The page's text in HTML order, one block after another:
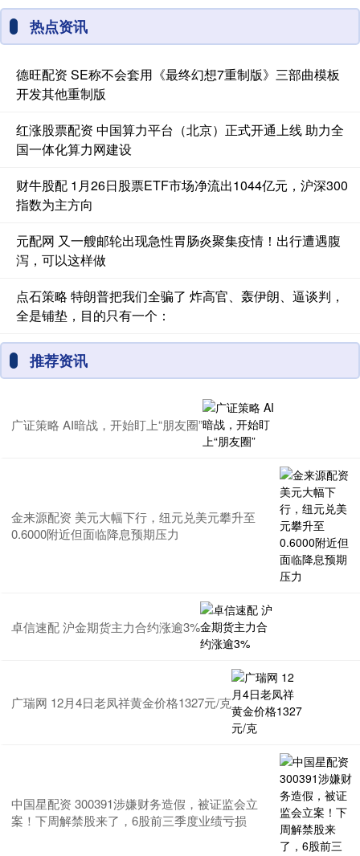
热点资讯
德旺配资 SE称不会套用《最终幻想7重制版》三部曲模板
开发其他重制版
红涨股票配资 中国算力平台（北京）正式开通上线 助力全
国一体化算力网建设
财牛股配 1月26日股票ETF市场净流出1044亿元，沪深300
指数为主方向
元配网 又一艘邮轮出现急性胃肠炎聚集疫情！出行遭遇腹
泻，可以这样做
点石策略 特朗普把我们全骗了 炸高官、轰伊朗、逼谈判，
全是铺垫，目的只有一个：
推荐资讯
广证策略 AI暗战，开始盯上“朋友圈”
金来源配资 美元大幅下行，纽元兑美元攀升至
0.6000附近但面临降息预期压力
卓信速配 沪金期货主力合约涨逾3%
广瑞网 12月4日老凤祥黄金价格1327元/克
中国星配资 300391涉嫌财务造假，被证监会立
案！下周解禁股来了，6股前三季度业绩亏损